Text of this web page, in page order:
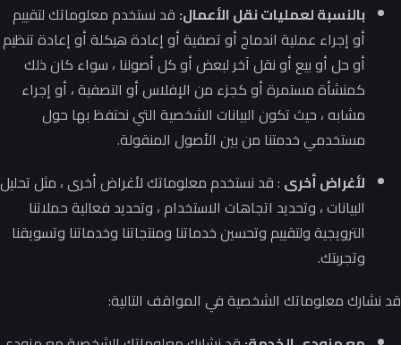
بالنسبة لعمليات نقل الأعمال: قد نستخدم معلوماتك لتقييم
أو إجراء عملية اندماج أو تصفية أو إعادة هيكلة أو إعادة تنظيم
أو حل أو بيع أو نقل آخر لبعض أو كل أصولنا ، سواء كان ذلك
كمنشأة مستمرة أو كجزء من الإفلاس أو التصفية ، أو إجراء
مشابه ، حيث تكون البيانات الشخصية التي نحتفظ بها حول
مستخدمي خدمتنا من بين الأصول المنقولة.
لأغراض أخرى : قد نستخدم معلوماتك لأغراض أخرى ، مثل تحليل
البيانات ، وتحديد اتجاهات الاستخدام ، وتحديد فعالية حملاتنا
الترويجية ولتقييم وتحسين خدماتنا ومنتجاتنا وخدماتنا وتسويقنا
وتجربتك.
قد نشارك معلوماتك الشخصية في المواقف التالية: